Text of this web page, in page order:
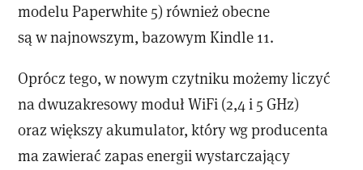
modelu Paperwhite 5) również obecne
są w najnowszym, bazowym Kindle 11.
Oprócz tego, w nowym czytniku możemy liczyć
na dwuzakresowy moduł WiFi (2,4 i 5 GHz)
oraz większy akumulator, który wg producenta
ma zawierać zapas energii wystarczający